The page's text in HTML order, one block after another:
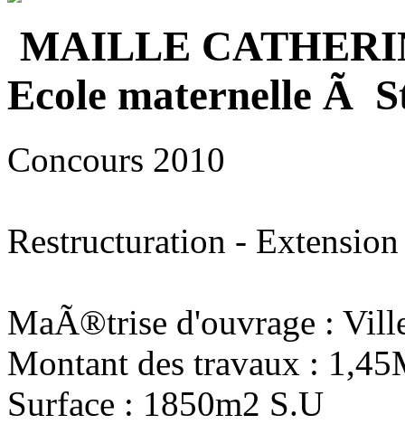
MAILLE
Ecole maternelle Ã
Concours 2010
Restructuration - Extension
MaÃ®trise d'ouvrage :
Montant des travaux :
Surface : 1850m2 S.U